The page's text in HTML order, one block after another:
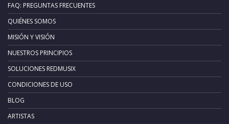
FAQ: PREGUNTAS FRECUENTES
QUIÉNES SOMOS
MISIÓN Y VISIÓN
NUESTROS PRINCIPIOS
SOLUCIONES REDMUSIX
CONDICIONES DE USO
BLOG
ARTISTAS